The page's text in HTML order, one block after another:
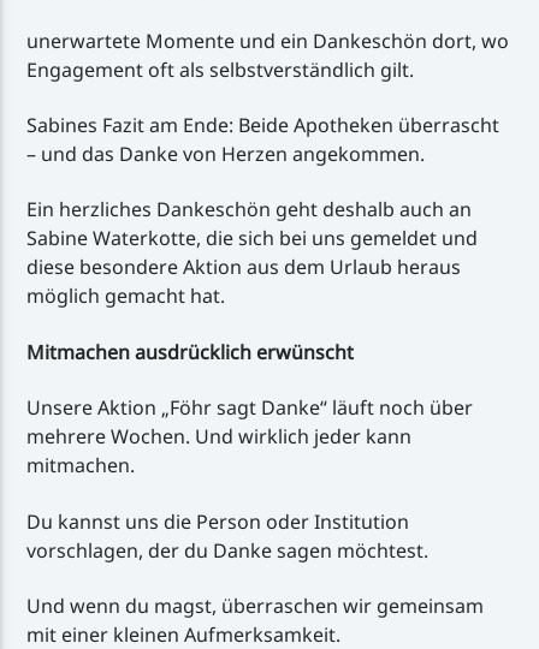
unerwartete Momente und ein Dankeschön dort, wo
Engagement oft als selbstverständlich gilt.
Sabines Fazit am Ende: Beide Apotheken überrascht
– und das Danke von Herzen angekommen.
Ein herzliches Dankeschön geht deshalb auch an
Sabine Waterkotte, die sich bei uns gemeldet und
diese besondere Aktion aus dem Urlaub heraus
möglich gemacht hat.
Mitmachen ausdrücklich erwünscht
Unsere Aktion „Föhr sagt Danke“ läuft noch über
mehrere Wochen. Und wirklich jeder kann
mitmachen.
Du kannst uns die Person oder Institution
vorschlagen, der du Danke sagen möchtest.
Und wenn du magst, überraschen wir gemeinsam
mit einer kleinen Aufmerksamkeit.